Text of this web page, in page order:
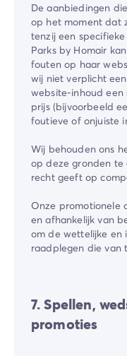
De aanbiedingen
op het moment dat
tenzij een
Parks by Homair
fouten op haar
wij niet verplicht
website-inhoud een
prijs (bijvoorbeeld
foutieve of onjuiste
Wij behouden ons
op deze gronden
recht geeft op
Onze promotionele
en afhankelijk van
om de wettelijke en
raadplegen die van
7. Spellen,
promoties